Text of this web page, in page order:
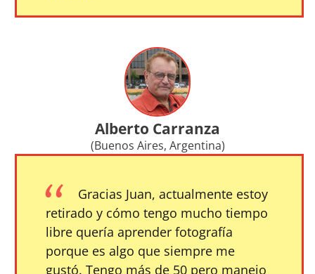
Alberto Carranza
(Buenos Aires, Argentina)
Gracias Juan, actualmente estoy
retirado y cómo tengo mucho tiempo
libre quería aprender fotografía
porque es algo que siempre me
gustó. Tengo más de 50 pero manejo